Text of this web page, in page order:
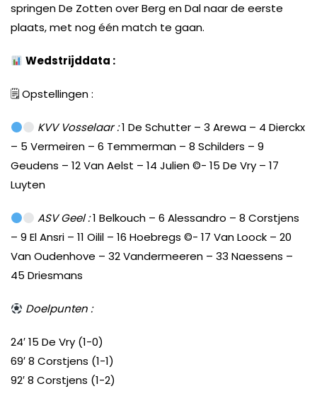
springen De Zotten over Berg en Dal naar de eerste
plaats, met nog één match te gaan.
Wedstrijddata :
🗒 Opstellingen :
KVV Vosselaar :1 De Schutter – 3 Arewa – 4 Dierckx
– 5 Vermeiren – 6 Temmerman – 8 Schilders – 9
Geudens – 12 Van Aelst – 14 Julien ©️- 15 De Vry – 17
Luyten
ASV Geel :1 Belkouch – 6 Alessandro – 8 Corstjens
– 9 El Ansri – 11 Oilil – 16 Hoebregs ©️- 17 Van Loock – 20
Van Oudenhove – 32 Vandermeeren – 33 Naessens –
45 Driesmans
Doelpunten :
24′ 15 De Vry (1-0)
69′ 8 Corstjens (1-1)
92′ 8 Corstjens (1-2)